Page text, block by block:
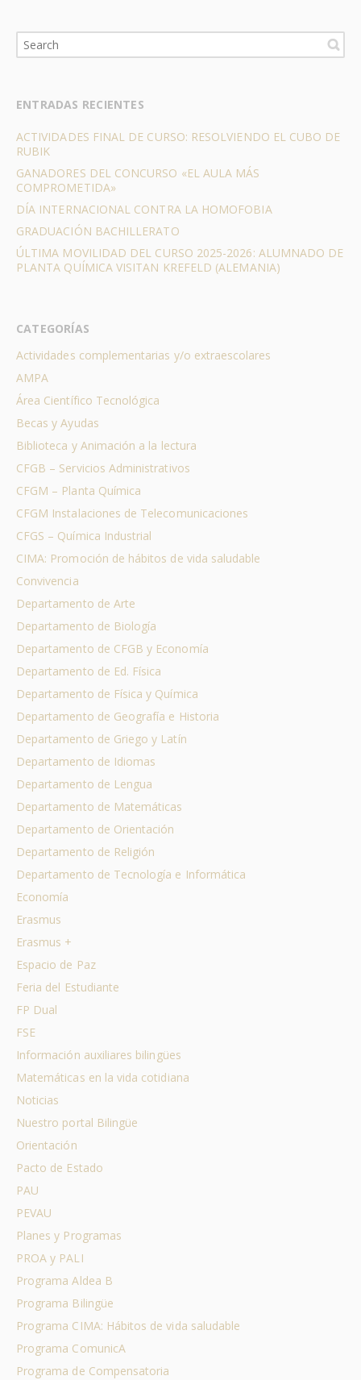
ENTRADAS RECIENTES
ACTIVIDADES FINAL DE CURSO: RESOLVIENDO EL CUBO DE
RUBIK
GANADORES DEL CONCURSO «EL AULA MÁS
COMPROMETIDA»
DÍA INTERNACIONAL CONTRA LA HOMOFOBIA
GRADUACIÓN BACHILLERATO
ÚLTIMA MOVILIDAD DEL CURSO 2025-2026: ALUMNADO DE
PLANTA QUÍMICA VISITAN KREFELD (ALEMANIA)
CATEGORÍAS
Actividades complementarias y/o extraescolares
AMPA
Área Científico Tecnológica
Becas y Ayudas
Biblioteca y Animación a la lectura
CFGB – Servicios Administrativos
CFGM – Planta Química
CFGM Instalaciones de Telecomunicaciones
CFGS – Química Industrial
CIMA: Promoción de hábitos de vida saludable
Convivencia
Departamento de Arte
Departamento de Biología
Departamento de CFGB y Economía
Departamento de Ed. Física
Departamento de Física y Química
Departamento de Geografía e Historia
Departamento de Griego y Latín
Departamento de Idiomas
Departamento de Lengua
Departamento de Matemáticas
Departamento de Orientación
Departamento de Religión
Departamento de Tecnología e Informática
Economía
Erasmus
Erasmus +
Espacio de Paz
Feria del Estudiante
FP Dual
FSE
Información auxiliares bilingües
Matemáticas en la vida cotidiana
Noticias
Nuestro portal Bilingüe
Orientación
Pacto de Estado
PAU
PEVAU
Planes y Programas
PROA y PALI
Programa Aldea B
Programa Bilingüe
Programa CIMA: Hábitos de vida saludable
Programa ComunicA
Programa de Compensatoria